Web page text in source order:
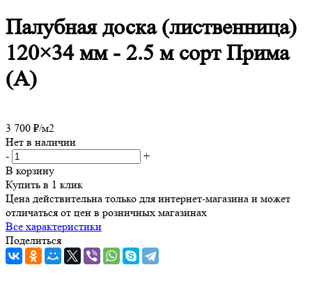
Палубная доска (лиственница)
120×34 мм - 2.5 м сорт Прима
(А)
3 700 ₽/м2
Нет в наличии
-
+
В корзину
Купить в 1 клик
Цена действительна только для интернет-магазина и может
отличаться от цен в розничных магазинах
Все характеристики
Поделиться